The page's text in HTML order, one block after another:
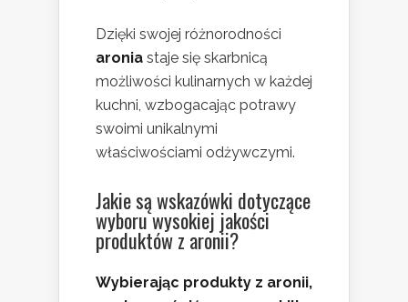
Dzięki swojej różnorodności
aronia staje się skarbnicą
możliwości kulinarnych w każdej
kuchni, wzbogacając potrawy
swoimi unikalnymi
właściwościami odżywczymi.
Jakie są wskazówki dotyczące
wyboru wysokiej jakości
produktów z aronii?
Wybierając produkty z aronii,